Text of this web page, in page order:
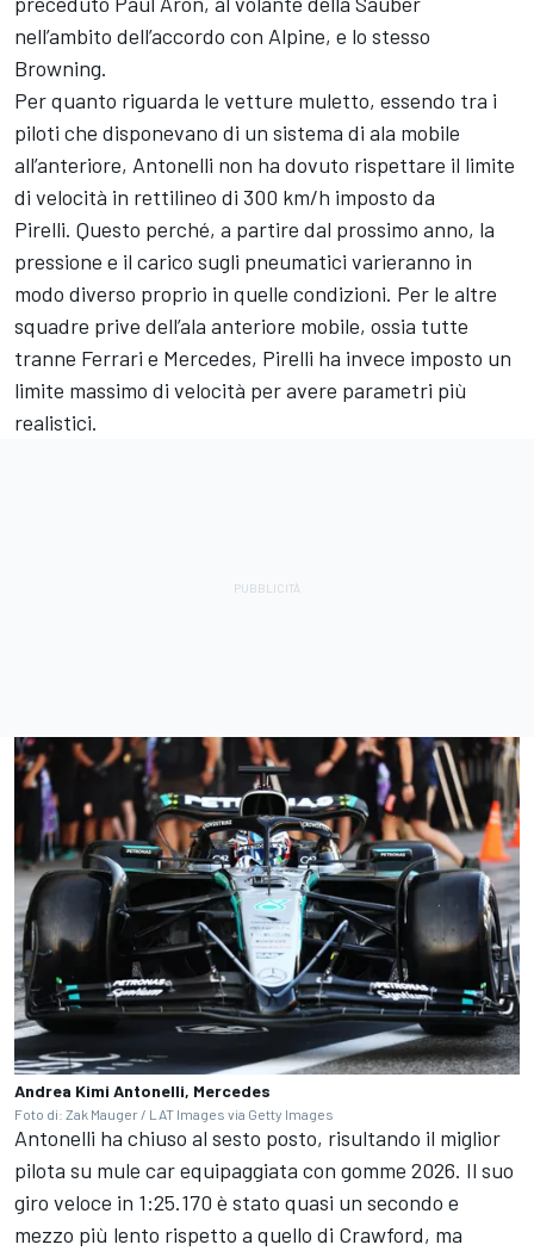
nell’ambito dell’accordo con Alpine, e lo stesso
Browning.
Per quanto riguarda le vetture muletto, essendo tra i
piloti che disponevano di un sistema di ala mobile
all’anteriore, Antonelli non ha dovuto rispettare il limite
di velocità in rettilineo di 300 km/h imposto da
Pirelli. Questo perché, a partire dal prossimo anno, la
pressione e il carico sugli pneumatici varieranno in
modo diverso proprio in quelle condizioni. Per le altre
squadre prive dell’ala anteriore mobile, ossia tutte
tranne Ferrari e Mercedes, Pirelli ha invece imposto un
limite massimo di velocità per avere parametri più
realistici.
Andrea Kimi Antonelli, Mercedes
Foto di: Zak Mauger / LAT Images via Getty Images
Antonelli ha chiuso al sesto posto, risultando il miglior
pilota su mule car equipaggiata con gomme 2026. Il suo
giro veloce in 1:25.170 è stato quasi un secondo e
mezzo più lento rispetto a quello di Crawford, ma